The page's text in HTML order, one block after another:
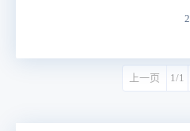
上一页 1/1